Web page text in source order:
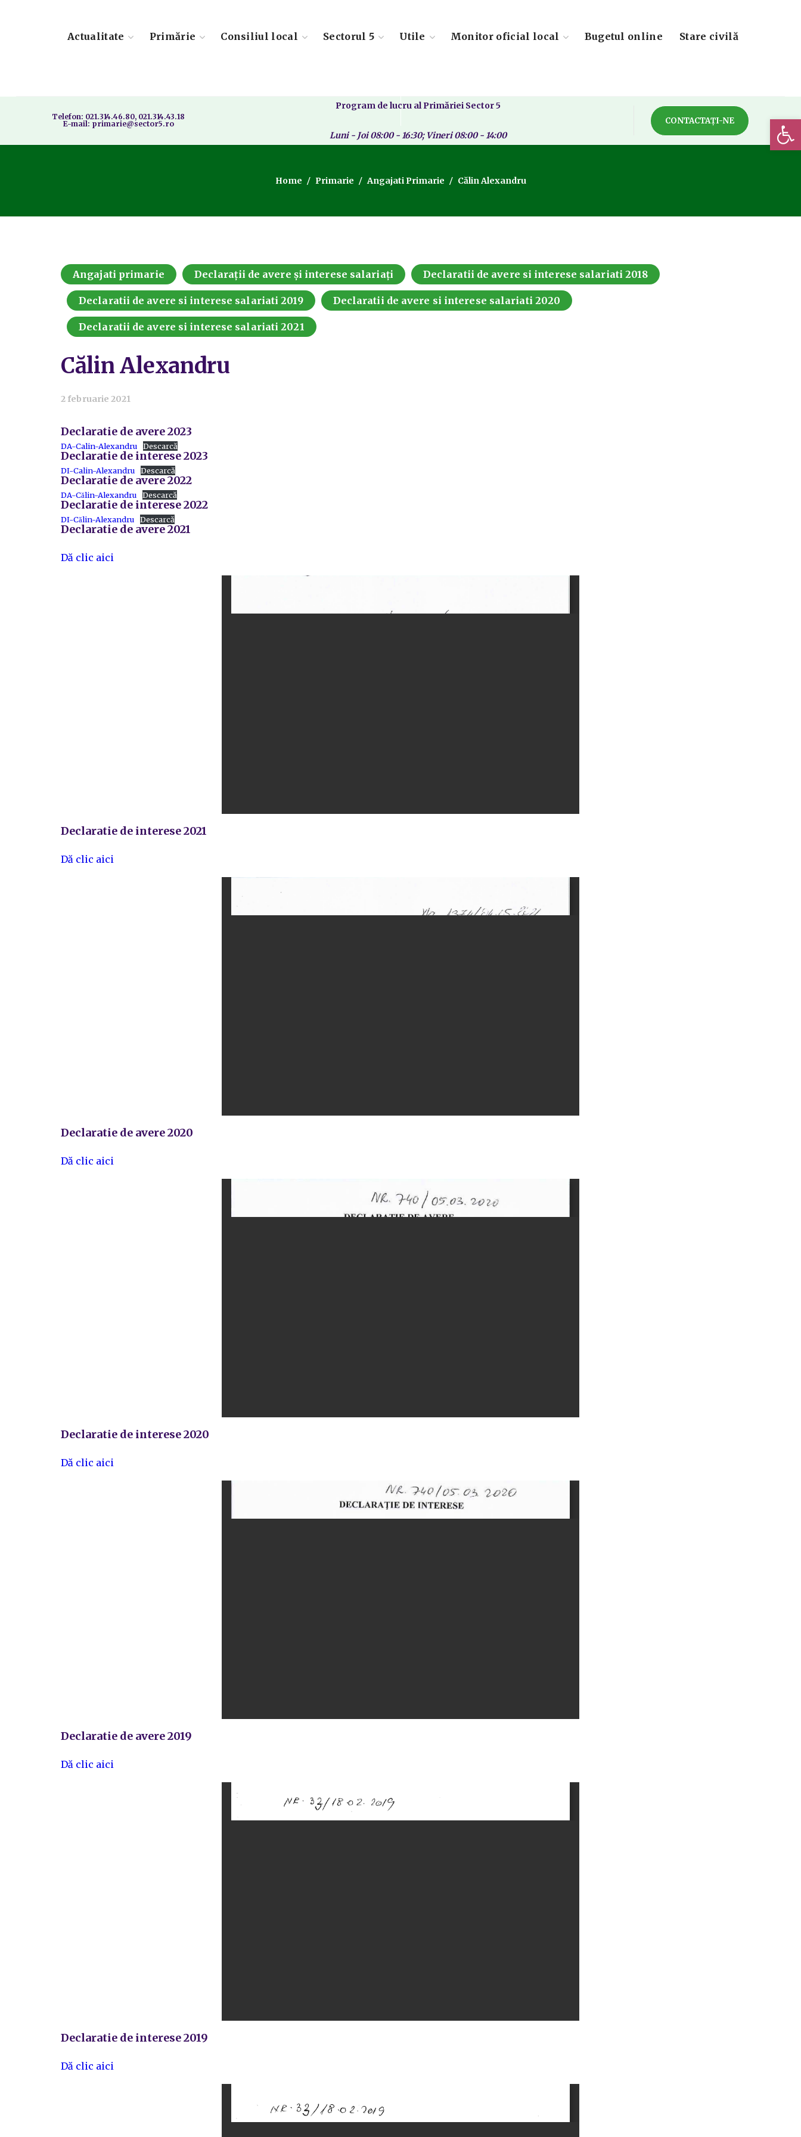
Actualitate Primărie Consiliul local Sectorul 5 Utile Monitor oficial local Bugetul online Stare civilă
Telefon: 021.314.46.80, 021.314.43.18
E-mail: primarie@sector5.ro
Program de lucru al Primăriei Sector 5
Luni - Joi 08:00 - 16:30; Vineri 08:00 - 14:00
CONTACTAȚI-NE
Home Primarie Angajati Primarie Călin Alexandru
Angajati primarie Declarații de avere și interese salariați Declaratii de avere si interese salariati 2018
Declaratii de avere si interese salariati 2019 Declaratii de avere si interese salariati 2020
Declaratii de avere si interese salariati 2021
Călin Alexandru
2 februarie 2021
Declaratie de avere 2023
DA-Calin-Alexandru Descarcă
Declaratie de interese 2023
DI-Calin-Alexandru Descarcă
Declaratie de avere 2022
DA-Călin-Alexandru Descarcă
Declaratie de interese 2022
DI-Călin-Alexandru Descarcă
Declaratie de avere 2021
Dă clic aici
Declaratie de interese 2021
Dă clic aici
Declaratie de avere 2020
Dă clic aici
Declaratie de interese 2020
Dă clic aici
Declaratie de avere 2019
Dă clic aici
Declaratie de interese 2019
Dă clic aici